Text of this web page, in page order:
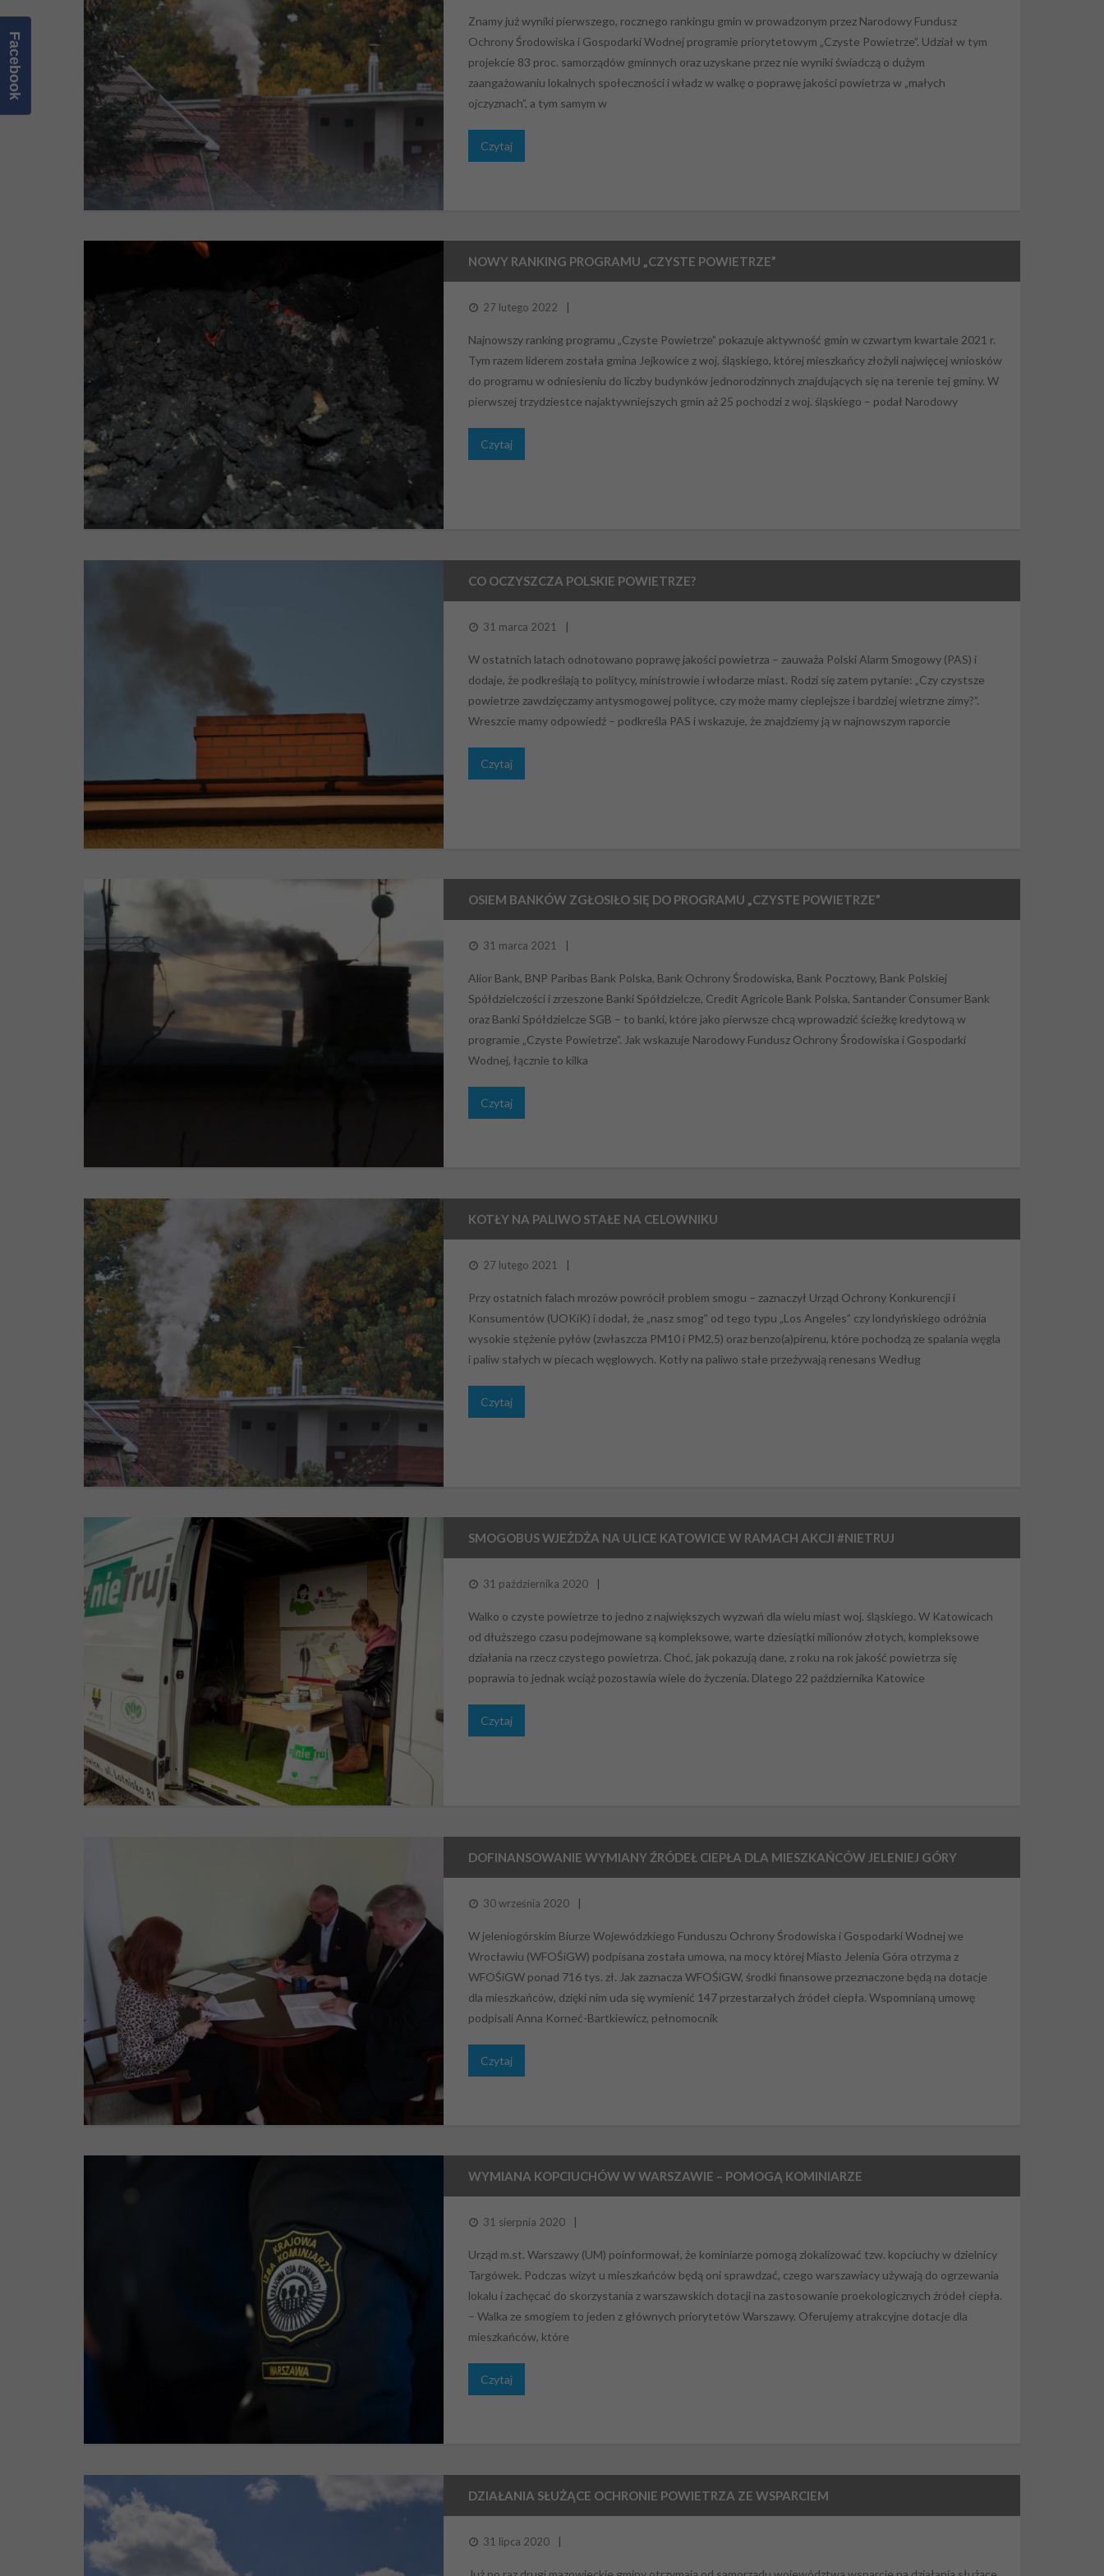
Znamy już wyniki pierwszego, rocznego rankingu gmin w prowadzonym przez Narodowy Fundusz
Ochrony Środowiska i Gospodarki Wodnej programie priorytetowym „Czyste Powietrze”. Udział w tym
projekcie 83 proc. samorządów gminnych oraz uzyskane przez nie wyniki świadczą o dużym
zaangażowaniu lokalnych społeczności i władz w walkę o poprawę jakości powietrza w „małych
ojczyznach”, a tym samym w
Czytaj
NOWY RANKING PROGRAMU „CZYSTE POWIETRZE”
27 lutego 2022
Najnowszy ranking programu „Czyste Powietrze” pokazuje aktywność gmin w czwartym kwartale 2021 r.
Tym razem liderem została gmina Jejkowice z woj. śląskiego, której mieszkańcy złożyli najwięcej wniosków
do programu w odniesieniu do liczby budynków jednorodzinnych znajdujących się na terenie tej gminy. W
pierwszej trzydziestce najaktywniejszych gmin aż 25 pochodzi z woj. śląskiego – podał Narodowy
Czytaj
CO OCZYSZCZA POLSKIE POWIETRZE?
31 marca 2021
W ostatnich latach odnotowano poprawę jakości powietrza – zauważa Polski Alarm Smogowy (PAS) i
dodaje, że podkreślają to politycy, ministrowie i włodarze miast. Rodzi się zatem pytanie: „Czy czystsze
powietrze zawdzięczamy antysmogowej polityce, czy może mamy cieplejsze i bardziej wietrzne zimy?”.
Wreszcie mamy odpowiedź – podkreśla PAS i wskazuje, że znajdziemy ją w najnowszym raporcie
Czytaj
OSIEM BANKÓW ZGŁOSIŁO SIĘ DO PROGRAMU „CZYSTE POWIETRZE”
31 marca 2021
Alior Bank, BNP Paribas Bank Polska, Bank Ochrony Środowiska, Bank Pocztowy, Bank Polskiej
Spółdzielczości i zrzeszone Banki Spółdzielcze, Credit Agricole Bank Polska, Santander Consumer Bank
oraz Banki Spółdzielcze SGB – to banki, które jako pierwsze chcą wprowadzić ścieżkę kredytową w
programie „Czyste Powietrze”. Jak wskazuje Narodowy Fundusz Ochrony Środowiska i Gospodarki
Wodnej, łącznie to kilka
Czytaj
KOTŁY NA PALIWO STAŁE NA CELOWNIKU
27 lutego 2021
Przy ostatnich falach mrozów powrócił problem smogu – zaznaczył Urząd Ochrony Konkurencji i
Konsumentów (UOKiK) i dodał, że „nasz smog” od tego typu „Los Angeles” czy londyńskiego odróżnia
wysokie stężenie pyłów (zwłaszcza PM10 i PM2,5) oraz benzo(a)pirenu, które pochodzą ze spalania węgla
i paliw stałych w piecach węglowych. Kotły na paliwo stałe przeżywają renesans Według
Czytaj
SMOGOBUS WJEŻDŻA NA ULICE KATOWICE W RAMACH AKCJI #NIETRUJ
31 października 2020
Walko o czyste powietrze to jedno z największych wyzwań dla wielu miast woj. śląskiego. W Katowicach
od dłuższego czasu podejmowane są kompleksowe, warte dziesiątki milionów złotych, kompleksowe
działania na rzecz czystego powietrza. Choć, jak pokazują dane, z roku na rok jakość powietrza się
poprawia to jednak wciąż pozostawia wiele do życzenia. Dlatego 22 października Katowice
Czytaj
DOFINANSOWANIE WYMIANY ŹRÓDEŁ CIEPŁA DLA MIESZKAŃCÓW JELENIEJ GÓRY
30 września 2020
W jeleniogórskim Biurze Wojewódzkiego Funduszu Ochrony Środowiska i Gospodarki Wodnej we
Wrocławiu (WFOŚiGW) podpisana została umowa, na mocy której Miasto Jelenia Góra otrzyma z
WFOŚiGW ponad 716 tys. zł. Jak zaznacza WFOŚiGW, środki finansowe przeznaczone będą na dotacje
dla mieszkańców, dzięki nim uda się wymienić 147 przestarzałych źródeł ciepła. Wspomnianą umowę
podpisali Anna Korneć-Bartkiewicz, pełnomocnik
Czytaj
WYMIANA KOPCIUCHÓW W WARSZAWIE – POMOGĄ KOMINIARZE
31 sierpnia 2020
Urząd m.st. Warszawy (UM) poinformował, że kominiarze pomogą zlokalizować tzw. kopciuchy w dzielnicy
Targówek. Podczas wizyt u mieszkańców będą oni sprawdzać, czego warszawiacy używają do ogrzewania
lokalu i zachęcać do skorzystania z warszawskich dotacji na zastosowanie proekologicznych źródeł ciepła.
– Walka ze smogiem to jeden z głównych priorytetów Warszawy. Oferujemy atrakcyjne dotacje dla
mieszkańców, które
Czytaj
DZIAŁANIA SŁUŻĄCE OCHRONIE POWIETRZA ZE WSPARCIEM
31 lipca 2020
Facebook